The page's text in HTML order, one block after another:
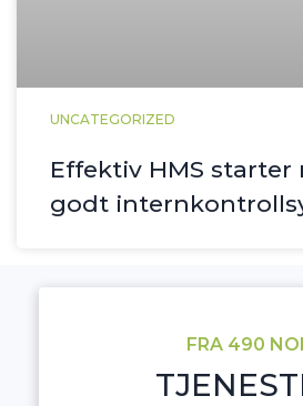
UNCATEGORIZED
Effektiv HMS starter
godt
FRA 490